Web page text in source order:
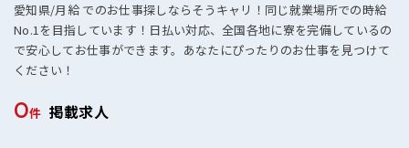
愛知県/月給 でのお仕事探しならそうキャリ！同じ就業場所での時給
No.1を目指しています！日払い対応、全国各地に寮を完備しているの
で安心してお仕事ができます。あなたにぴったりのお仕事を見つけて
ください！
0件 掲載求人